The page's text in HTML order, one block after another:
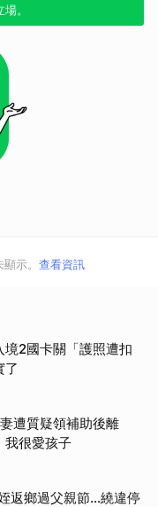
。
示。 查看資訊
境2國卡關「護照遭扣
遭質疑領補助後離
很愛孩子
返鄉過父親節…繞違停